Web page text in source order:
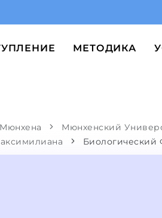
МЕТОДИКА
Мюнхенский
Биологический